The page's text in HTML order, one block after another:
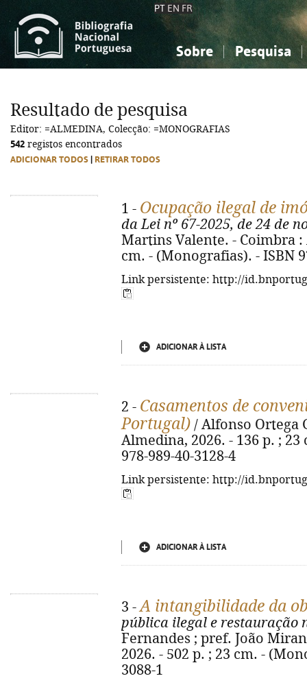
PT EN FR
Sobre Pesquisa
Ciências sociais...
Ciências sociais...
Resultado de pesquisa
Editor: =ALMEDINA, Colecção: =MONOGRAFIAS
542 registos encontrados
ADICIONAR TODOS RETIRAR TODOS
1 - Ocupação ilegal de
da Lei nº 67-2025, de 24 de
Martins Valente. - Coimbra :
cm. - (Monografias). - ISBN
Link persistente: http://
ADICIONAR À LISTA
2 - Casamentos de
Portugal) / Alfonso Ortega
Almedina, 2026. - 136 p. ;
978-989-40-3128-4
Link persistente: http://
ADICIONAR À LISTA
3 -A intangibilidade da
pública ilegal e restauração
Fernandes ; pref. João
2026. - 502 p. ; 23 cm. -
3088-1